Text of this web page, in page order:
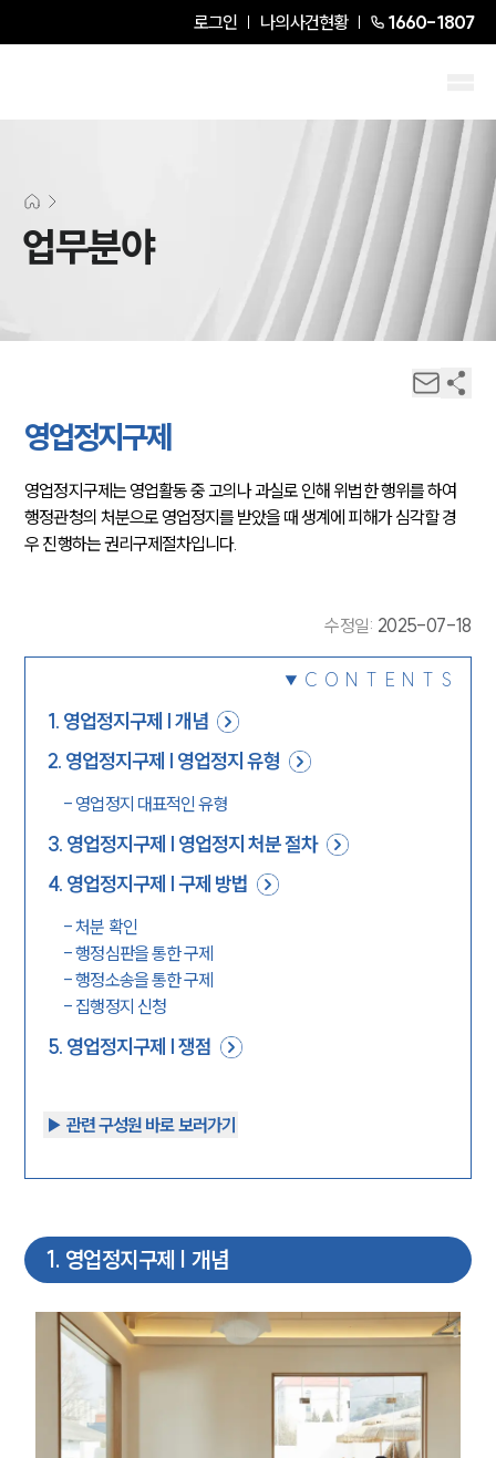
로그인 나의사건현황 1660-1807
업무분야
영업정지구제
영업정지구제는 영업활동 중 고의나 과실로 인해 위법한 행위를 하여
행정관청의 처분으로 영업정지를 받았을 때 생계에 피해가 심각할 경
우 진행하는 권리구제절차입니다.
수정일: 2025-07-18
CONTENTS
1. 영업정지구제 | 개념
2. 영업정지구제 | 영업정지 유형
-영업정지 대표적인 유형
3. 영업정지구제 | 영업정지 처분 절차
4. 영업정지구제 | 구제 방법
-처분 확인
-행정심판을 통한 구제
-행정소송을 통한 구제
- 집행정지 신청
5. 영업정지구제 | 쟁점
▶︎ 관련 구성원 바로 보러가기
1. 영업정지구제 | 개념